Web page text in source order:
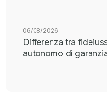
06/08/2026
Differenza tra
autonomo di